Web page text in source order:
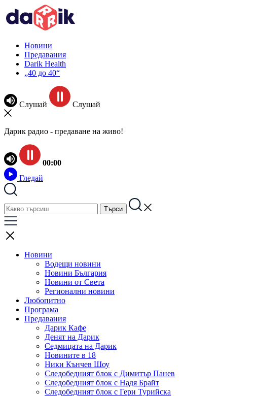
Новини
Предавания
Darik Health
„40 до 40“
Слушай Слушай
Дарик радио - предаване на живо!
00:00
Гледай
Новини
Водещи новини
Новини България
Новини от Света
Регионални новини
Любопитно
Програма
Предавания
Дарик Кафе
Денят на Дарик
Седмицата на Дарик
Новините в 18
Ники Кънчев Шоу
Следобедният блок с Димитър Панев
Следобедният блок с Надя Брайт
Следобедният блок с Гери Турийска